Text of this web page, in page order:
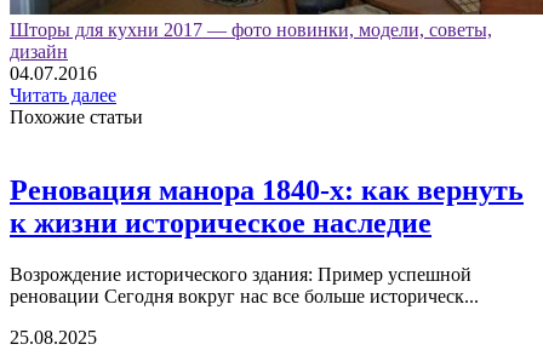
Шторы для кухни 2017 — фото новинки, модели, советы,
дизайн
04.07.2016
Читать далее
Похожие статьи
Реновация манора 1840-х: как вернуть
к жизни историческое наследие
Возрождение исторического здания: Пример успешной
реновации Сегодня вокруг нас все больше историческ...
25.08.2025